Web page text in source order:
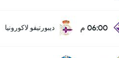
06:00 م ديبورتيفو لاكورونيا